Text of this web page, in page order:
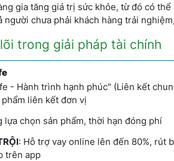
gia tăng giá trị sức khỏe, từ đó có
người chưa phải khách hàng trải
trong giải pháp tài chính
- Hành trình hạnh phúc" (Liên kết
phẩm liên kết đơn vị
lựa chọn sản phẩm, thời hạn đóng phí
: Hỗ trợ vay online lên đến 80%, rút
trên app